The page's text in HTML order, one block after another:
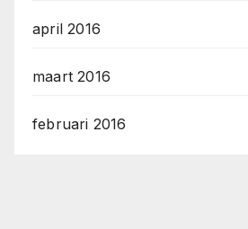
april 2016
maart 2016
februari 2016